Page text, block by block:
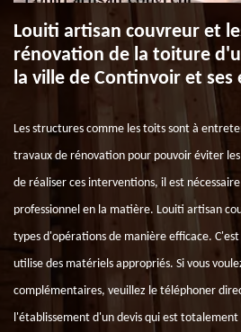
Louiti artisan couvreur et
rénovation de la toiture
la ville de Continvoir et ses
Les structures comme les toits sont à
travaux de rénovation pour pouvoir éviter
de réaliser ces interventions, il est
professionnel en la matière. Louiti artisan
types d'opérations de manière efficace.
utilise des matériels appropriés. Si vous
complémentaires, veuillez le téléphoner
l'établissement d'un devis qui est